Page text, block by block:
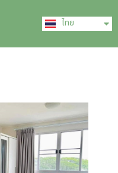
ไทย
中文 (中国)